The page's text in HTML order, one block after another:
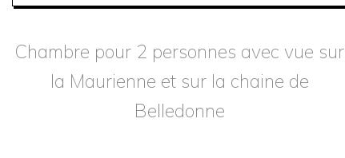
Chambre pour 2 personnes avec vue sur
la Maurienne et sur la chaine de
Belledonne